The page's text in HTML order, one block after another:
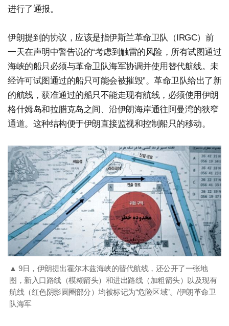
进行了通报。
伊朗提到的协议，应该是指伊斯兰革命卫队（IRGC）前
一天在声明中警告说的“考虑到触雷的风险，所有试图通过
海峡的船只必须与革命卫队海军协调并使用替代航线。未
经许可试图通过的船只可能会被摧毁”。革命卫队给出了新
的航线，获准通过的船只不能走现有航线，必须使用伊朗
格什姆岛和拉腊克岛之间、沿伊朗海岸通往阿曼湾的狭窄
通道。这种结构便于伊朗直接监视和控制船只的移动。
▲ 9日，伊朗提出霍尔木兹海峡的替代航线，还公开了一张地
图，新入口路线（模糊箭头）和进出路线（加粗箭头）以及现有
航线（红色阴影圆圈部分）均被标记为“危险区域”。/伊朗革命卫
队海军